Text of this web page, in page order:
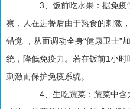
3、饭前吃水果：据免疫
察，人在进餐后由于熟食的刺激
错觉 ，从而调动全身“健康卫士”
统，降低免疫力。若在饭前1小
刺激而保护免疫系统。
4、生吃蔬菜：蔬菜中含